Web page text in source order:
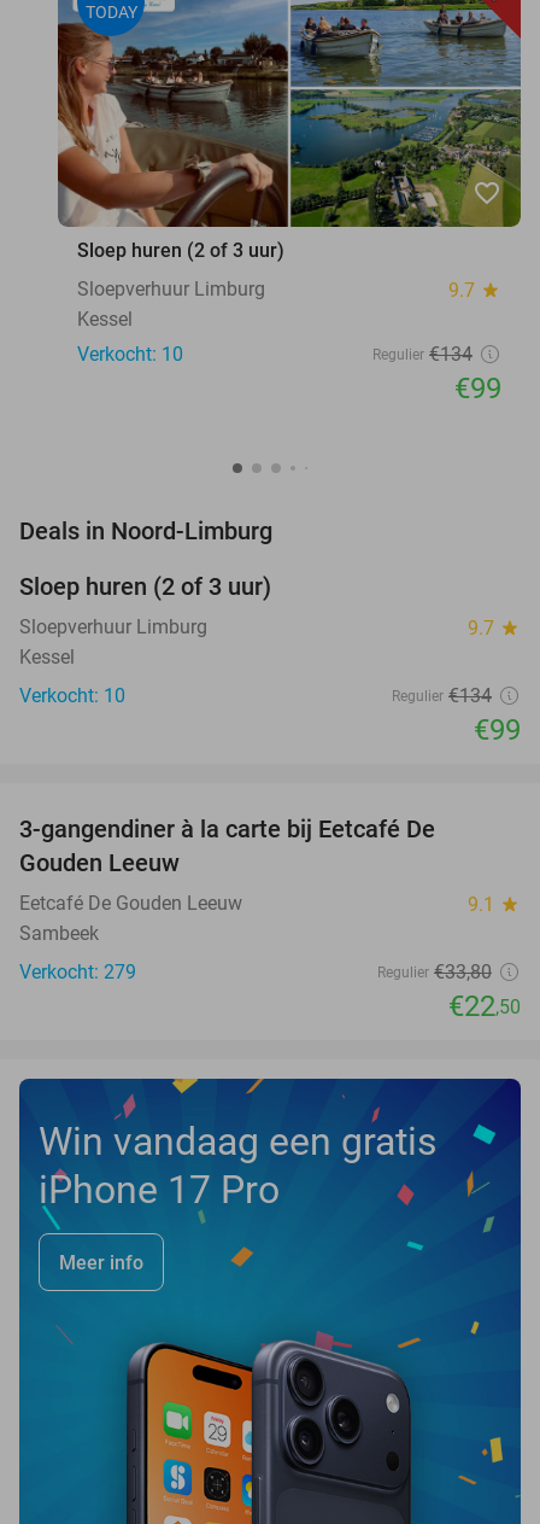
TODAY
favorite_border
Sloep huren (2 of 3 uur)
Sloepverhuur Limburg
9.7 star
Kessel
Verkocht: 10
Regulier €134
€99
Deals in Noord-Limburg
NEW
TODAY
Sloep huren (2 of 3 uur)
Sloepverhuur Limburg 9.7 star
Kessel
Verkocht: 10
Regulier €134
€99
3-gangendiner à la carte bij Eetcafé De
Gouden Leeuw
Eetcafé De Gouden Leeuw 9.1 star
Sambeek
Verkocht: 279
Regulier €33,80
€22,50
Win vandaag een gratis
iPhone 17 Pro
Meer info